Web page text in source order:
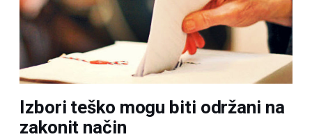
Izbori teško mogu biti održani na
zakonit način